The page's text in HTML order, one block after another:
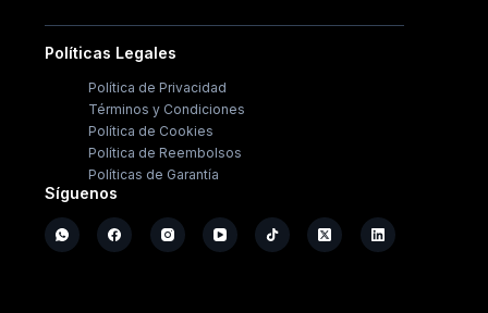
Políticas Legales
Política de Privacidad
Términos y Condiciones
Política de Cookies
Política de Reembolsos
Políticas de Garantía
Síguenos